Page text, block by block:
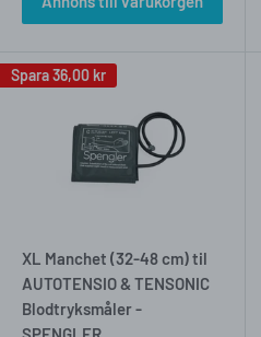
Spara36,00 kr
XL Manchet (32-48 cm) til
AUTOTENSIO & TENSONIC
Blodtryksmåler -